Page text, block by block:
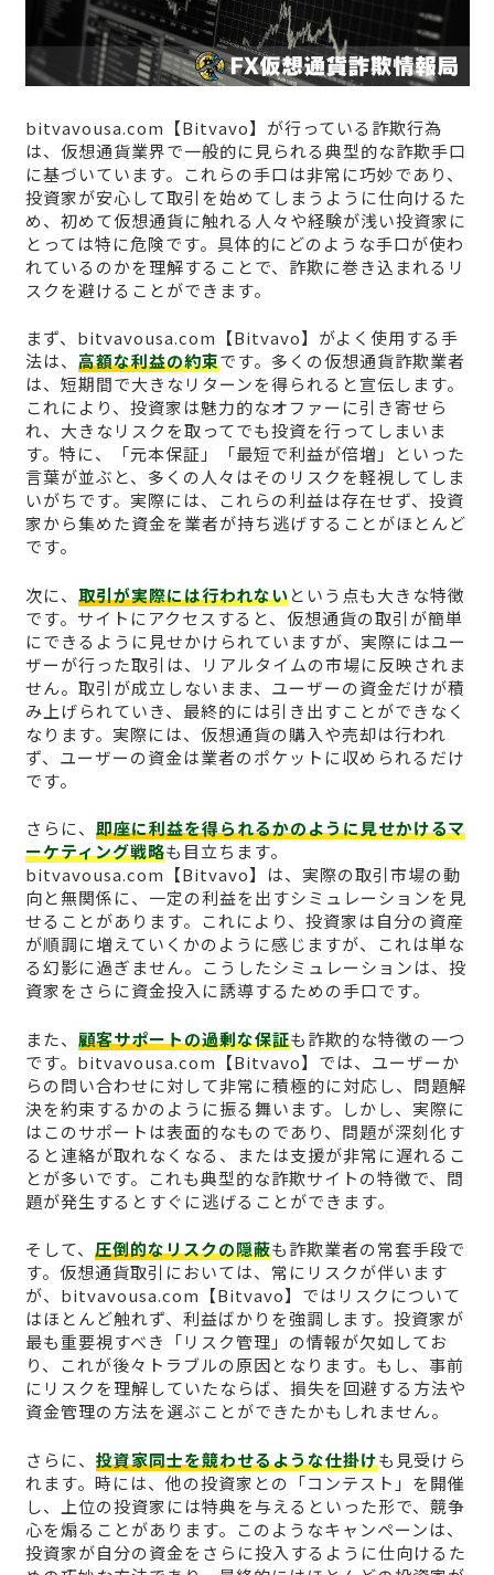
bitvavousa.com【Bitvavo】が行っている詐欺行為
は、仮想通貨業界で一般的に見られる典型的な詐欺手口
に基づいています。これらの手口は非常に巧妙であり、
投資家が安心して取引を始めてしまうように仕向けるた
め、初めて仮想通貨に触れる人々や経験が浅い投資家に
とっては特に危険です。具体的にどのような手口が使わ
れているのかを理解することで、詐欺に巻き込まれるリ
スクを避けることができます。
まず、bitvavousa.com【Bitvavo】がよく使用する手
法は、 高額な利益の約束です。多くの仮想通貨詐欺業者
は、短期間で大きなリターンを得られると宣伝します。
これにより、投資家は魅力的なオファーに引き寄せら
れ、大きなリスクを取ってでも投資を行ってしまいま
す。特に、「元本保証」「最短で利益が倍増」といった
言葉が並ぶと、多くの人々はそのリスクを軽視してしま
いがちです。実際には、これらの利益は存在せず、投資
家から集めた資金を業者が持ち逃げすることがほとんど
です。
次に、 取引が実際には行われないという点も大きな特徴
です。サイトにアクセスすると、仮想通貨の取引が簡単
にできるように見せかけられていますが、実際にはユー
ザーが行った取引は、リアルタイムの市場に反映されま
せん。取引が成立しないまま、ユーザーの資金だけが積
み上げられていき、最終的には引き出すことができなく
なります。実際には、仮想通貨の購入や売却は行われ
ず、ユーザーの資金は業者のポケットに収められるだけ
です。
さらに、 即座に利益を得られるかのように見せかけるマ
ーケティング戦略も目立ちます。
bitvavousa.com【Bitvavo】は、実際の取引市場の動
向と無関係に、一定の利益を出すシミュレーションを見
せることがあります。これにより、投資家は自分の資産
が順調に増えていくかのように感じますが、これは単な
る幻影に過ぎません。こうしたシミュレーションは、投
資家をさらに資金投入に誘導するための手口です。
また、 顧客サポートの過剰な保証も詐欺的な特徴の一つ
です。bitvavousa.com【Bitvavo】では、ユーザーか
らの問い合わせに対して非常に積極的に対応し、問題解
決を約束するかのように振る舞います。しかし、実際に
はこのサポートは表面的なものであり、問題が深刻化す
ると連絡が取れなくなる、または支援が非常に遅れるこ
とが多いです。これも典型的な詐欺サイトの特徴で、問
題が発生するとすぐに逃げることができます。
そして、 圧倒的なリスクの隠蔽も詐欺業者の常套手段で
す。仮想通貨取引においては、常にリスクが伴います
が、bitvavousa.com【Bitvavo】ではリスクについて
はほとんど触れず、利益ばかりを強調します。投資家が
最も重要視すべき「リスク管理」の情報が欠如してお
り、これが後々トラブルの原因となります。もし、事前
にリスクを理解していたならば、損失を回避する方法や
資金管理の方法を選ぶことができたかもしれません。
さらに、 投資家同士を競わせるような仕掛けも見受けら
れます。時には、他の投資家との「コンテスト」を開催
し、上位の投資家には特典を与えるといった形で、競争
心を煽ることがあります。このようなキャンペーンは、
投資家が自分の資金をさらに投入するように仕向けるた